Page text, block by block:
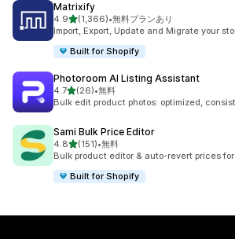
Matrixify
4.95つ星中
(1,366)
合計レビュー数：1366件
•無料プランあり
Import, Export, Update and Migrate your
Built for Shopify
Photoroom AI Listing Assistant
4.75つ星中
(26)
合計レビュー数：26件
•無料
Bulk edit product photos: optimized,
Sami Bulk Price Editor
4.85つ星中
(151)
合計レビュー数：151件
•無料
Bulk product editor & auto-revert prices
Built for Shopify